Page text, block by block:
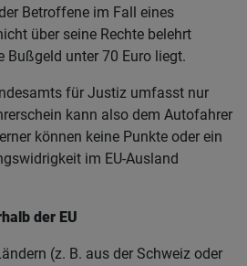
Betroffene im Fall eines
über seine Rechte belehrt
Bußgeld unter 70 Euro liegt.
für Justiz umfasst nur
kann also dem Autofahrer
können keine Punkte oder ein
im EU-Ausland
der EU
(z. B. aus der Schweiz oder